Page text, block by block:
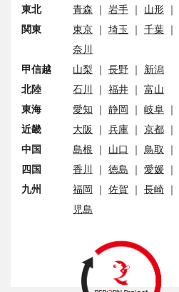
東北 青森 ｜ 岩手 ｜ 山形 ｜
関東
東京 ｜ 埼玉 ｜ 千葉 ｜
奈川
甲信越
山梨 ｜ 長野 ｜ 新潟
北陸
石川 ｜ 福井 ｜ 富山
東海
愛知 ｜ 静岡 ｜ 岐阜 ｜
近畿
大阪 ｜ 兵庫 ｜ 京都 ｜
中国
島根 ｜ 山口 ｜ 鳥取 ｜
四国
香川 ｜ 徳島 ｜ 愛媛 ｜
九州
福岡 ｜ 佐賀 ｜ 長崎 ｜
児島